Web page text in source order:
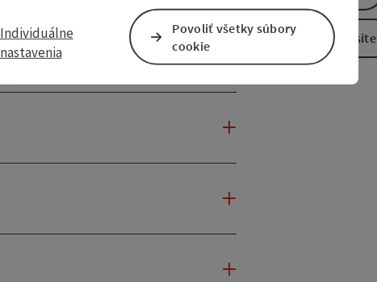
To the website
Individuálne
nastavenia
Povoliť všetky súbory
cookie